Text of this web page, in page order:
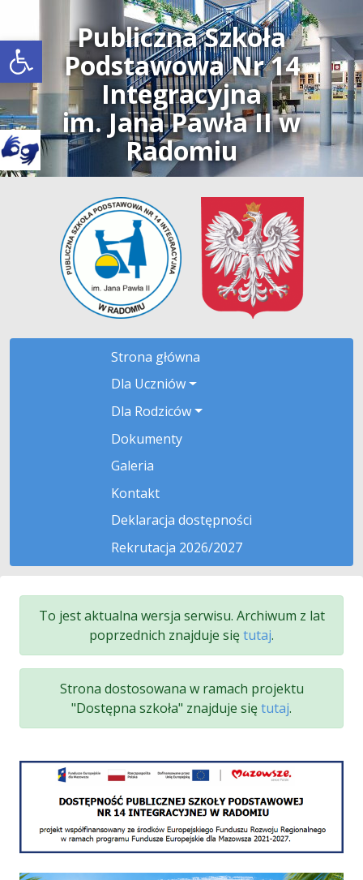
Open toolbar
Publiczna Szkoła
Podstawowa Nr 14
Integracyjna
im. Jana Pawła II w
Radomiu
Strona główna
Dla Uczniów
Dla Rodziców
Dokumenty
Galeria
Kontakt
Deklaracja dostępności
Rekrutacja 2026/2027
To jest aktualna wersja serwisu. Archiwum z lat
poprzednich znajduje siętutaj.
Strona dostosowana w ramach projektu
"Dostępna szkoła" znajduje siętutaj.